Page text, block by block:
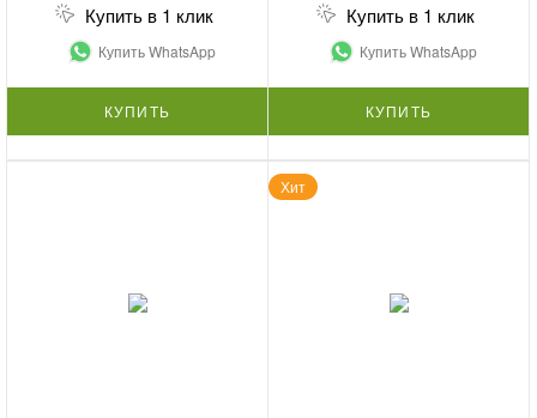
Купить в 1 клик
Купить WhatsApp
КУПИТЬ
Купить в 1 клик
Купить WhatsApp
КУПИТЬ
Хит